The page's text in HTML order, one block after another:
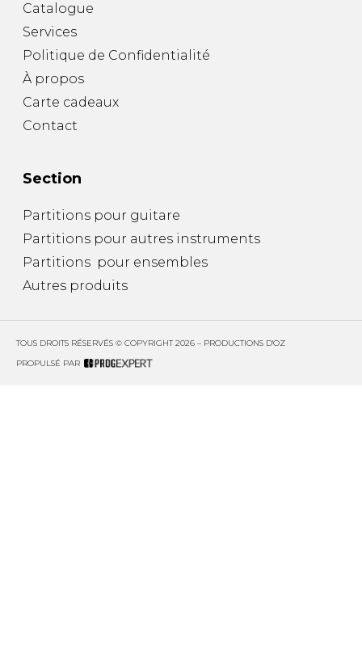
Catalogue
Services
Politique de Confidentialité
À propos
Carte cadeaux
Contact
Section
Partitions pour guitare
Partitions pour autres instruments
Partitions pour ensembles
Autres produits
TOUS DROITS RÉSERVÉS © COPYRIGHT 2026 – PRODUCTIONS D'OZ
PROPULSÉ PAR